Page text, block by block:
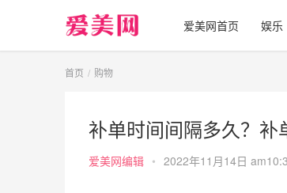
爱美网首页 娱乐
首页 购物
补单时间间隔多久？补
爱美网编辑 • 2022年11月14日